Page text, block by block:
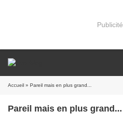
Publicité
Accueil » Pareil mais en plus grand...
Pareil mais en plus grand...